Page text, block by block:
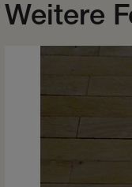
Weitere